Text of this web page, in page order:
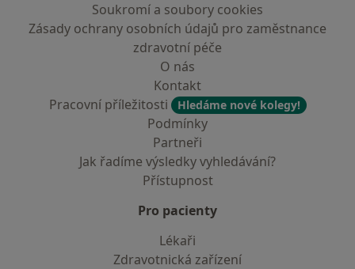
Soukromí a soubory cookies
Zásady ochrany osobních údajů pro zaměstnance
zdravotní péče
O nás
Kontakt
Pracovní příležitosti
Hledáme nové kolegy!
Podmínky
Partneři
Jak řadíme výsledky vyhledávání?
Přístupnost
Pro pacienty
Lékaři
Zdravotnická zařízení